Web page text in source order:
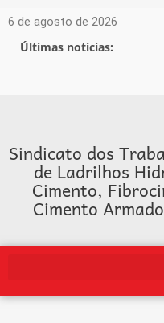
6 de agosto de 2026
Últimas notícias:
Sindicato dos
de Ladrilhos
Cimento,
Cimento